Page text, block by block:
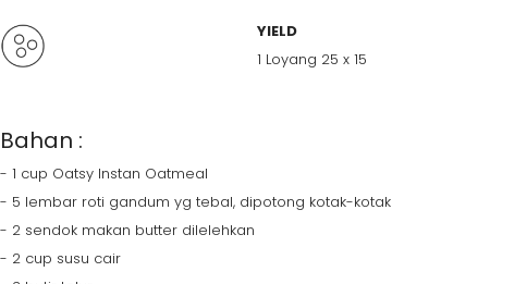
YIELD
1 Loyang 25 x 15
Bahan :
- 1 cup Oatsy Instan Oatmeal
- 5 lembar roti gandum yg tebal, dipotong kotak-kotak
- 2 sendok makan butter dilelehkan
- 2 cup susu cair